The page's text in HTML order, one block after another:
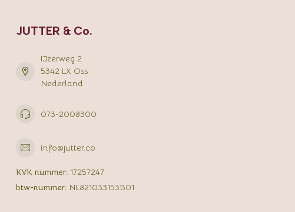
JUTTER & Co.
IJzerweg 2
5342 LX Oss
Nederland
073-2008300
info@jutter.co
KVK nummer: 17257247
btw-nummer: NL821033153B01